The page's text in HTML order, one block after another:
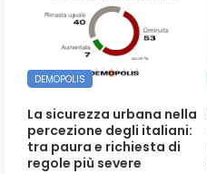
DEMOPOLIS
La sicurezza urbana nella
percezione degli italiani:
tra paura e richiesta di
regole più severe